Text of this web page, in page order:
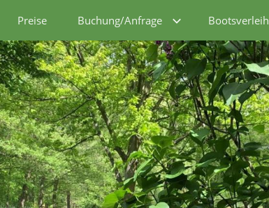
Preise Buchung/Anfrage Bootsverleih